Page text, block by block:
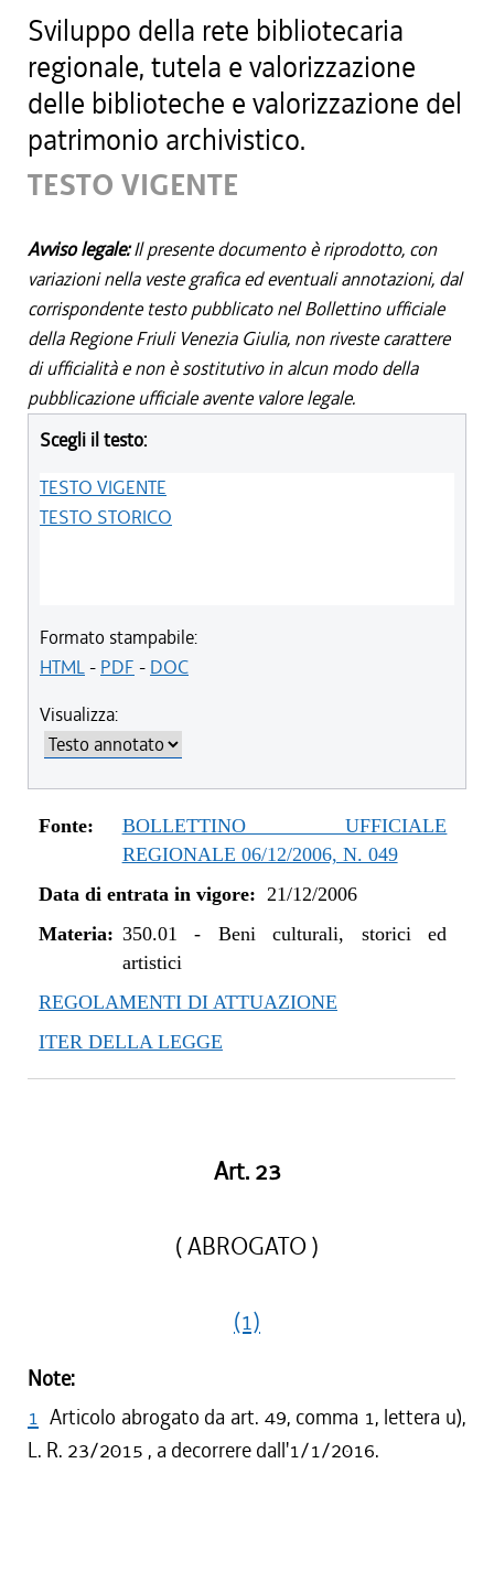
Sviluppo della rete bibliotecaria
regionale, tutela e valorizzazione
delle biblioteche e valorizzazione del
patrimonio archivistico.
TESTO VIGENTE
Avviso legale:Il presente documento è riprodotto, con
variazioni nella veste grafica ed eventuali annotazioni, dal
corrispondente testo pubblicato nel Bollettino ufficiale
della Regione Friuli Venezia Giulia, non riveste carattere
di ufficialità e non è sostitutivo in alcun modo della
pubblicazione ufficiale avente valore legale.
Scegli il testo:
TESTO VIGENTE
TESTO STORICO
Formato stampabile:
HTML- PDF - DOC
Visualizza:
Fonte:
BOLLETTINO UFFICIALE
REGIONALE 06/12/2006, N. 049
Data di entrata in vigore: 21/12/2006
Materia: 350.01 - Beni culturali, storici ed
artistici
REGOLAMENTI DI ATTUAZIONE
ITER DELLA LEGGE
Art. 23
( ABROGATO )
(1)
Note:
1 Articolo abrogato da art. 49, comma 1, lettera u),
L. R. 23/2015 , a decorrere dall'1/1/2016.